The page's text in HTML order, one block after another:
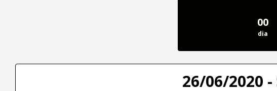
00
dia
26/06/2020